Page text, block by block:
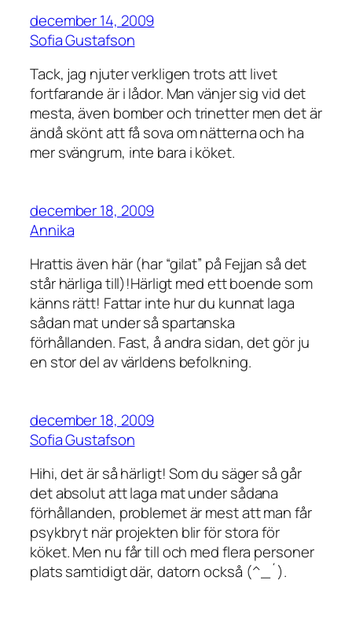
december 14, 2009
Sofia Gustafson
Tack, jag njuter verkligen trots att livet
fortfarande är i lådor. Man vänjer sig vid det
mesta, även bomber och trinetter men det är
ändå skönt att få sova om nätterna och ha
mer svängrum, inte bara i köket.
december 18, 2009
Annika
Hrattis även här (har “gilat” på Fejjan så det
står härliga till)!Härligt med ett boende som
kännsrätt! Fattar inte hur du kunnat laga
sådan mat under så spartanska
förhållanden. Fast, å andra sidan, det gör ju
en stor del av världens befolkning.
december 18, 2009
Sofia Gustafson
Hihi, det är så härligt! Som du säger så går
det absolut att laga mat under sådana
förhållanden, problemet är mest att man får
psykbryt när projekten blir för stora för
köket. Men nu får till och med flera personer
plats samtidigt där, datorn också (^_´).